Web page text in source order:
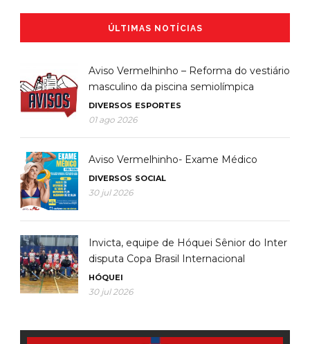
ÚLTIMAS NOTÍCIAS
Aviso Vermelhinho – Reforma do vestiário
masculino da piscina semiolímpica
DIVERSOS ESPORTES
01 ago 2026
Aviso Vermelhinho- Exame Médico
DIVERSOS SOCIAL
30 jul 2026
Invicta, equipe de Hóquei Sênior do Inter
disputa Copa Brasil Internacional
HÓQUEI
30 jul 2026